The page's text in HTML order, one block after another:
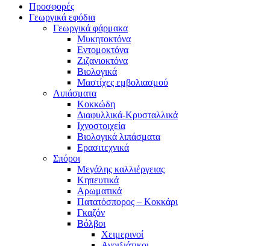
Προσφορές
Γεωργικά εφόδια
Γεωργικά φάρμακα
Μυκητοκτόνα
Εντομοκτόνα
Ζιζανιοκτόνα
Βιολογικά
Μαστίχες εμβολιασμού
Λιπάσματα
Κοκκώδη
Διαφυλλικά-Κρυσταλλικά
Ιχνοστοιχεία
Βιολογικά λιπάσματα
Ερασιτεχνικά
Σπόροι
Μεγάλης καλλιέργειας
Κηπευτικά
Αρωματικά
Πατατόσπορος – Κοκκάρι
Γκαζόν
Βόλβοι
Χειμερινοί